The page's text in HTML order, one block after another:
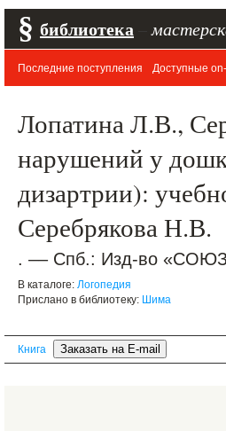
§ библиотека
Последние поступления Доступные
Лопатина Л.В.,
нарушений у
дизартрии):
Серебрякова Н.В.
. –– Спб.: Изд-во
В каталоге: Логопедия
Прислано в библиотеку: Шима
Книга